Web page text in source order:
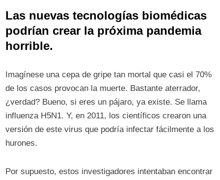
Las nuevas tecnologías biomédicas
podrían crear la próxima pandemia
horrible.
Imagínese una cepa de gripe tan mortal que casi el 70%
de los casos provocan la muerte. Bastante aterrador,
¿verdad? Bueno, si eres un pájaro, ya existe. Se llama
influenza H5N1. Y, en 2011, los científicos crearon una
versión de este virus que podría infectar fácilmente a los
hurones.
Por supuesto, estos investigadores intentaban encontrar